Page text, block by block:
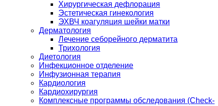
Хирургическая дефлорация
Эстетическая гинекология
ЭХВЧ коагуляция шейки матки
Дерматология
Лечение себорейного дерматита
Трихология
Диетология
Инфекционное отделение
Инфузионная терапия
Кардиология
Кардиохирургия
Комплексные программы обследования (Check-